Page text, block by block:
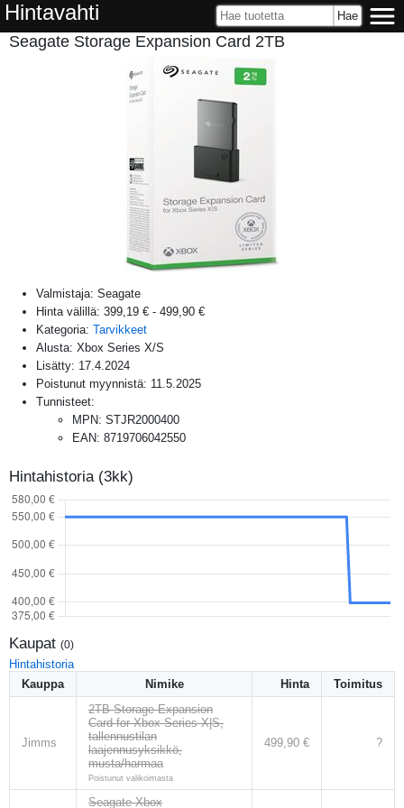
Hintavahti
Seagate Storage Expansion Card 2TB
Valmistaja: Seagate
Hinta välillä: 399,19 € - 499,90 €
Kategoria: Tarvikkeet
Alusta: Xbox Series X/S
Lisätty: 17.4.2024
Poistunut myynnistä: 11.5.2025
Tunnisteet:
MPN: STJR2000400
EAN: 8719706042550
Hintahistoria (3kk)
Kaupat (0)
Hintahistoria
Kauppa
Nimike Hinta Toimitus
Jimms
2TB Storage Expansion
Card for Xbox Series X|S,
tallennustilan
laajennusyksikkö,
musta/harmaa
Poistunut valikoimasta
499,90 € ?
Seagate Xbox